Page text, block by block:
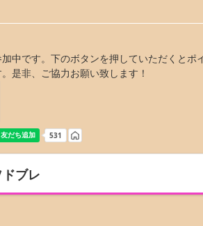
中です。下のボタンを押していただくとポ
是非、ご協力お願い致します！
ブレ